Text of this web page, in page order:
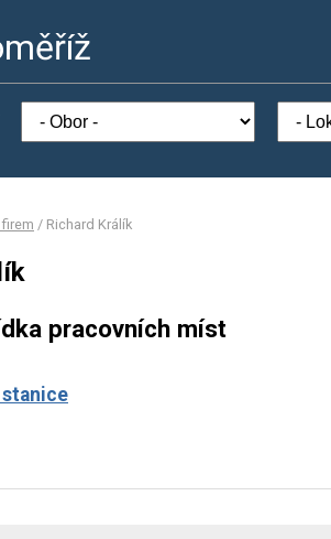
/ Richard Králík
pracovních míst
stanice